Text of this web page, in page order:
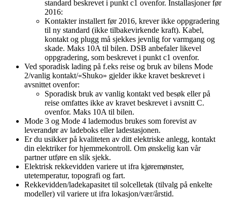
standard beskrevet i punkt c1 ovenfor. Installasjoner før
2016:
Kontakter installert før 2016, krever ikke oppgradering
til ny standard (ikke tilbakevirkende kraft). Kabel,
kontakt og plugg må sjekkes jevnlig for varmgang og
skade. Maks 10A til bilen. DSB anbefaler likevel
oppgradering, som beskrevet i punkt c1 ovenfor.
Ved sporadisk lading på f.eks reise og bruk av bilens Mode
2/vanlig kontakt/«Shuko» gjelder ikke kravet beskrevet i
avsnittet ovenfor:
Sporadisk bruk av vanlig kontakt ved besøk eller på
reise omfattes ikke av kravet beskrevet i avsnitt C.
ovenfor. Maks 10A til bilen.
Mode 3 og Mode 4 lademodus brukes som forevist av
leverandør av ladeboks eller ladestasjonen.
Er du usikker på kvaliteten av ditt elektriske anlegg, kontakt
din elektriker for hjemmekontroll. Om ønskelig kan vår
partner utføre en slik sjekk.
Elektrisk rekkevidden variere ut ifra kjøremønster,
utetemperatur, topografi og fart.
Rekkevidden/ladekapasitet til solcelletak (tilvalg på enkelte
modeller) vil variere ut ifra lokasjon/vær/årstid.